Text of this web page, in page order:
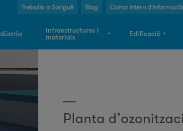
Infraestructures i
materials
Edificació
r
r
Blog Canal intern d'informació
Treballa a Sorigué
Planta